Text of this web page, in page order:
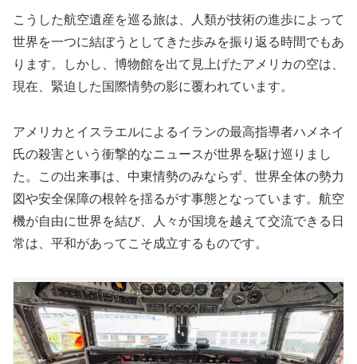
こうした航空遺産を巡る旅は、人類が技術の進歩によって
世界を一つに結ぼうとしてきた歩みを振り返る時間でもあ
ります。しかし、博物館を出て見上げたアメリカの空は、
現在、緊迫した国際情勢の影に覆われています。
アメリカとイスラエルによるイランの最高指導者ハメネイ
氏の殺害という衝撃的なニュースが世界を駆け巡りまし
た。この出来事は、中東情勢のみならず、世界全体の勢力
図や安全保障の根幹を揺るがす事態となっています。航空
機が自由に世界を結び、人々が国境を越えて交流できる日
常は、平和があってこそ成立するものです。